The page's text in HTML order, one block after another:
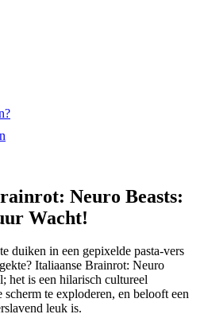
Neuro Beasts:
Wacht!
duiken in een gepixelde pasta-vers
Italiaanse Brainrot: Neuro
het is een hilarisch cultureel
te exploderen, en belooft een
leuk is.